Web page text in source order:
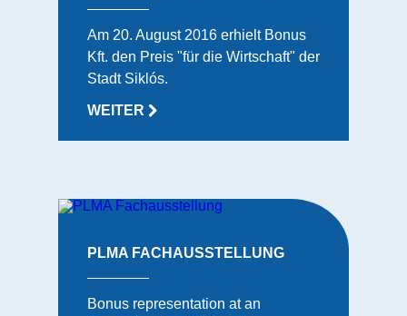
Am 20. August 2016 erhielt Bonus
Kft. den Preis "für die Wirtschaft" der
Stadt Siklós.
WEITER
PLMA FACHAUSSTELLUNG
Bonus representation at an